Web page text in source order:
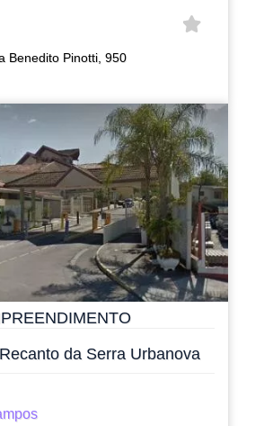
Benedito Pinotti, 950
da Serra Urbanova